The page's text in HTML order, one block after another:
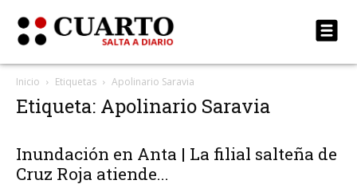
Inicio Etiquetas Apolinario Saravia
Etiqueta: Apolinario Saravia
Inundación en Anta | La filial salteña de
Cruz Roja atiende...